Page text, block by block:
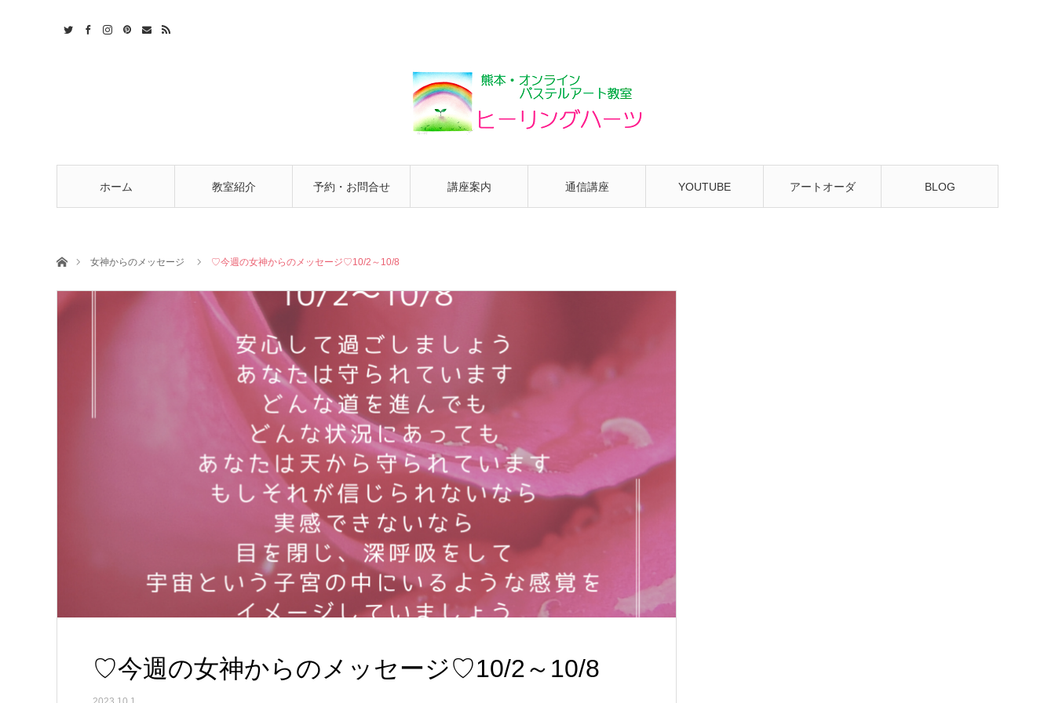
ホーム 教室紹介 予約・お問合せ 講座案内 通信講座 YOUTUBE アートオーダ BLOG
ホーム女神からのメッセージ ♡今週の女神からのメッセージ♡10/2～10/8
♡今週の女神からのメッセージ♡10/2～10/8